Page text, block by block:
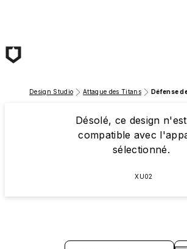
Design Studio Attaque des Titans Défense
Désolé, ce design
compatible avec
sélectionné.
XU02